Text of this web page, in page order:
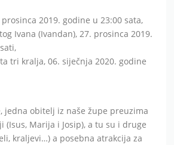
2019. godine u 23:00 sata,
Ivana (Ivandan), 27. prosinca 2019.
tri kralja, 06. siječnja 2020. godine
jedna obitelj iz naše župe preuzima
(Isus, Marija i Josip), a tu su i druge
kraljevi…) a posebna atrakcija za